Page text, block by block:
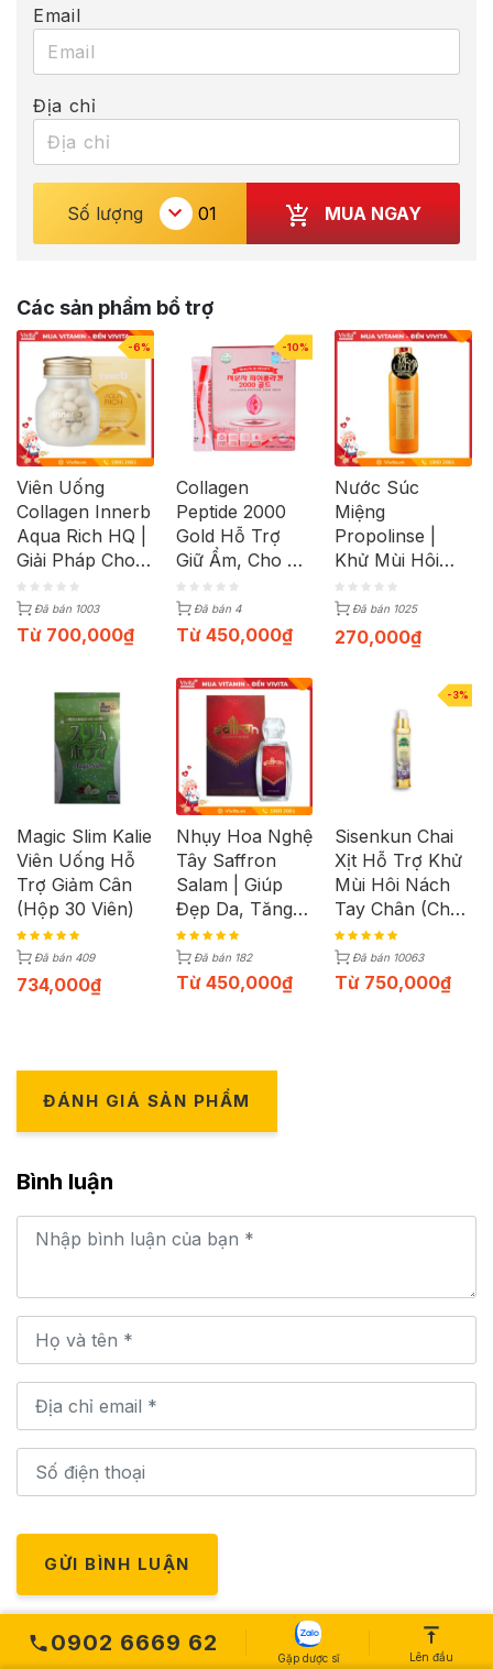
Email
Địa chỉ
Số lượng MUA NGAY
Các sản phẩm bổ trợ
-6%
Viên Uống
Collagen Innerb
Aqua Rich HQ |
Giải Pháp Cho
Làn Da Rạng Rỡ
Mỗi Ngày | Hộp
56 Viên
Đã bán 1003
Từ 700,000₫
-10%
Collagen
Peptide 2000
Gold Hỗ Trợ
Giữ Ẩm, Cho Da
Săn Chắc (Hộp
30 Gói)
Đã bán 4
Từ 450,000₫
Nước Súc
Miệng
Propolinse |
Khử Mùi Hôi
Miệng, Trắng
Răng | Chai
600ml
Đã bán 1025
270,000₫
Magic Slim Kalie
Viên Uống Hỗ
Trợ Giảm Cân
(Hộp 30 Viên)
Đã bán 409
734,000₫
Nhụy Hoa Nghệ
Tây Saffron
Salam | Giúp
Đẹp Da, Tăng
Sức Khỏe | Lọ
1g Đã bán 182
Từ 450,000₫
-3%
Sisenkun Chai
Xịt Hỗ Trợ Khử
Mùi Hôi Nách
Tay Chân (Chai
30ml)
Đã bán 10063
Từ 750,000₫
ĐÁNH GIÁ SẢN PHẨM
Bình luận
GỬI BÌNH LUẬN
0902 6669 62
Gặp dược sĩ Lên đầu